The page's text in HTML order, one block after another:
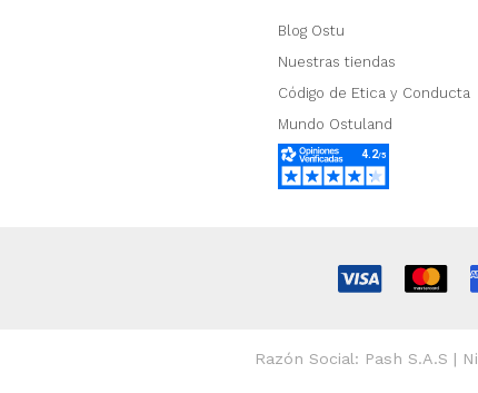
Blog Ostu
Nuestras tiendas
Código de Etica y Conducta
Mundo Ostuland
Razón Social: Pash S.A.S |